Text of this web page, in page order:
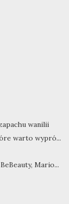
wanilii
warto wypró...
Mario...